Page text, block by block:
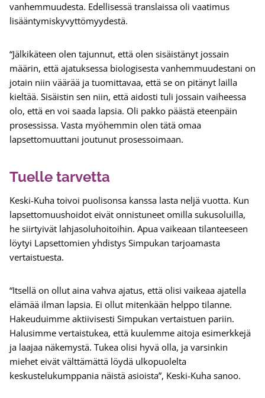
vanhemmuudesta. Edellisessä translaissa oli vaatimus
lisääntymiskyvyttömyydestä.
“Jälkikäteen olen tajunnut, että olen sisäistänyt jossain
määrin, että ajatuksessa biologisesta vanhemmuudestani on
jotain niin väärää ja tuomittavaa, että se on pitänyt lailla
kieltää. Sisäistin sen niin, että aidosti tuli jossain vaiheessa
olo, että en voi saada lapsia. Oli pakko päästä eteenpäin
prosessissa. Vasta myöhemmin olen tätä omaa
lapsettomuuttani joutunut prosessoimaan.
Tuelle tarvetta
Keski-Kuha toivoi puolisonsa kanssa lasta neljä vuotta. Kun
lapsettomuushoidot eivät onnistuneet omilla sukusoluilla,
he siirtyivät lahjasoluhoitoihin. Apua vaikeaan tilanteeseen
löytyi Lapsettomien yhdistys Simpukan tarjoamasta
vertaistuesta.
“Itsellä on ollut aina vahva ajatus, että olisi vaikeaa ajatella
elämää ilman lapsia. Ei ollut mitenkään helppo tilanne.
Hakeuduimme aktiivisesti Simpukan vertaistuen pariin.
Halusimme vertaistukea, että kuulemme aitoja esimerkkejä
ja laajaa näkemystä. Tukea olisi hyvä olla, ja varsinkin
miehet eivät välttämättä löydä ulkopuolelta
keskustelukumppania näistä asioista”, Keski-Kuha sanoo.